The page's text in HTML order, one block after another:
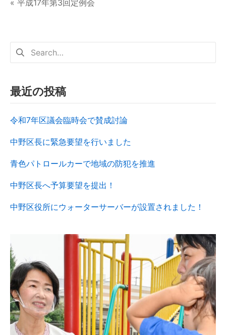
« 平成17年第3回定例会
最近の投稿
令和7年区議会臨時会で賛成討論
中野区長に緊急要望を行いました
青色パトロールカーで地域の防犯を推進
中野区長へ予算要望を提出！
中野区役所にウォーターサーバーが設置されました！